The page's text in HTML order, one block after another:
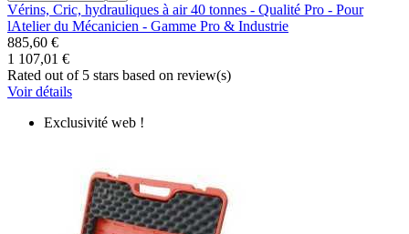
Vérins, Cric, hydrauliques à air 40 tonnes - Qualité Pro - Pour
lAtelier du Mécanicien - Gamme Pro & Industrie
885,60 €
1 107,01 €
Rated out of 5 stars based on review(s)
Voir détails
Exclusivité web !